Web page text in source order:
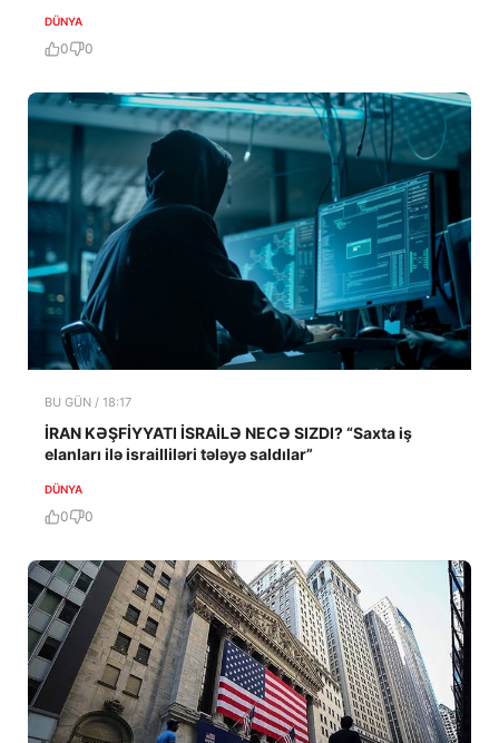
DÜNYA
0 0
BU GÜN / 18:17
İRAN KƏŞFİYYATI İSRAİLƏ NECƏ SIZDI? “Saxta iş
elanları ilə israilliləri tələyə saldılar”
DÜNYA
0 0